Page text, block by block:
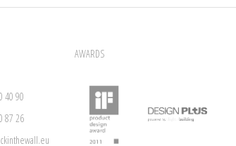
40 90
87 26
AWARDS